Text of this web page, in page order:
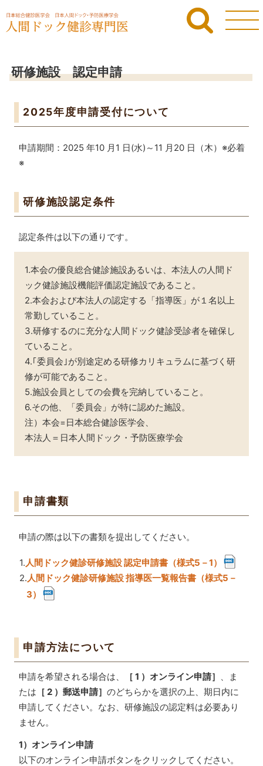
研修施設 認定申請
2025年度申請受付について
申請期間：2025 年10 月1 日(水)～11 月20 日（木）※必着
※
研修施設認定条件
認定条件は以下の通りです。
1.本会の優良総合健診施設あるいは、本法人の人間ド
ック健診施設機能評価認定施設であること。
2.本会および本法人の認定する「指導医」が１名以上
常勤していること。
3.研修するのに充分な人間ドック健診受診者を確保し
ていること。
4.｢委員会｣が別途定める研修カリキュラムに基づく研
修が可能であること。
5.施設会員としての会費を完納していること。
6.その他、「委員会」が特に認めた施設。
注）本会=日本総合健診医学会、
本法人＝日本人間ドック・予防医療学会
申請書類
申請の際は以下の書類を提出してください。
1.人間ドック健診研修施設 認定申請書（様式5－1）
2.人間ドック健診研修施設 指導医一覧報告書（様式5－
3）
申請方法について
申請を希望される場合は、 ［ 1 ）オンライン申請］ 、ま
たは ［ 2 ）郵送申請］ のどちらかを選択の上、期日内に
申請してください。なお、研修施設の認定料は必要あり
ません。
1）オンライン申請
以下のオンライン申請ボタンをクリックしてください。